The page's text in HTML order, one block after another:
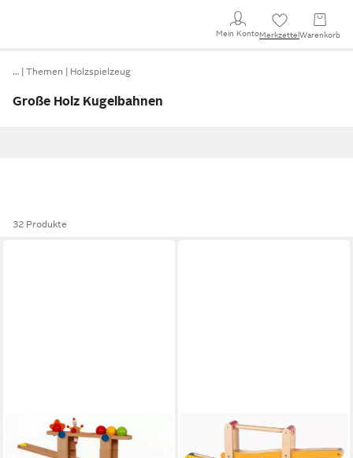
Mein KontoMerkzettel Warenkorb
… Themen Holzspielzeug
Große Holz Kugelbahnen
32 Produkte
COEMO
Kugelbahn, (8-tlg),
Kugelbahn Kreiselbahn aus